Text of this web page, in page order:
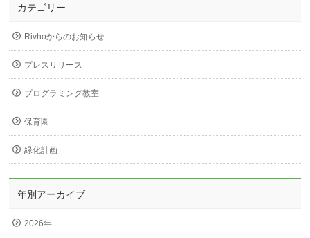
カテゴリー
Rivhoからのお知らせ
プレスリリース
プログラミング教室
保育園
緑化計画
年別アーカイブ
2026年